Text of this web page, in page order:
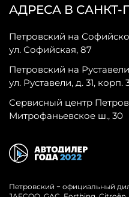
АДРЕСА В САНКТ-
Петровский на
ул. Софийская, 87
Петровский на Руставели
ул. Руставели, д. 31, корп.
Сервисный центр
Митрофаньевское ш., 30
Петровский − официальный